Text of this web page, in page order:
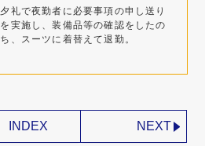
夕礼で夜勤者に必要事項の申し送り
を実施し、装備品等の確認をしたの
ち、スーツに着替えて退勤。
INDEX NEXT